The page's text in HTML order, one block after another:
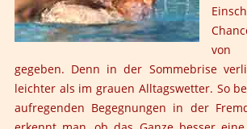
von
gegeben. Denn in der Sommebrise
leichter als im grauen Alltagswetter. So
aufregenden Begegnungen in der